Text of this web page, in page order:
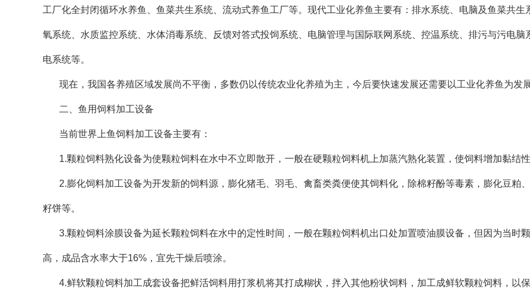
工厂化全封闭循环水养鱼、鱼菜共生系统、流动式养鱼工厂等。现代工业化养鱼主要有：排水系统、电脑及鱼菜共生
氧系统、水质监控系统、水体消毒系统、反馈对答式投饲系统、电脑管理与国际联网系统、控温系统、排污与污电脑
电系统等。
现在，我国各养殖区域发展尚不平衡，多数仍以传统农业化养殖为主，今后要快速发展还需要以工业化养鱼为发展
二、鱼用饲料加工设备
当前世界上鱼饲料加工设备主要有：
1.颗粒饲料熟化设备为使颗粒饲料在水中不立即散开，一般在硬颗粒饲料机上加蒸汽熟化装置，使饲料增加黏结性
2.膨化饲料加工设备为开发新的饲料源，膨化猪毛、羽毛、禽畜类粪便使其饲料化，除棉籽酚等毒素，膨化豆粕
籽饼等。
3.颗粒饲料涂膜设备为延长颗粒饲料在水中的定性时间，一般在颗粒饲料机出口处加置喷油膜设备，但因为当时
高，成品含水率大于16%，宜先干燥后喷涂。
4.鲜软颗粒饲料加工成套设备把鲜活饲料用打浆机将其打成糊状，拌入其他粉状饲料，加工成鲜软颗粒饲料，以